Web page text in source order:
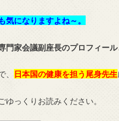
気になりますよね～。
門家会議副座長のプロフィー
、 日本国の健康を担う尾身先生
ゆっくりお読みください。